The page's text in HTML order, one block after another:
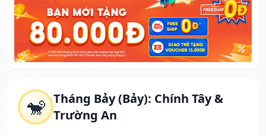
🐒 Tháng Bảy (Bảy): Chính Tây &
Trường An